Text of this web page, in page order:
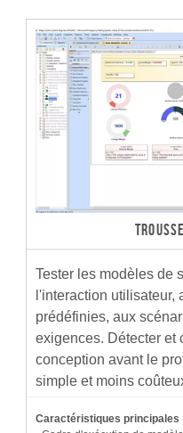
Tester les modèles de
l'interaction utilisateur,
prédéfinies, aux
exigences. Détecter et
conception avant le
simple et moins
Caractéristiques principales